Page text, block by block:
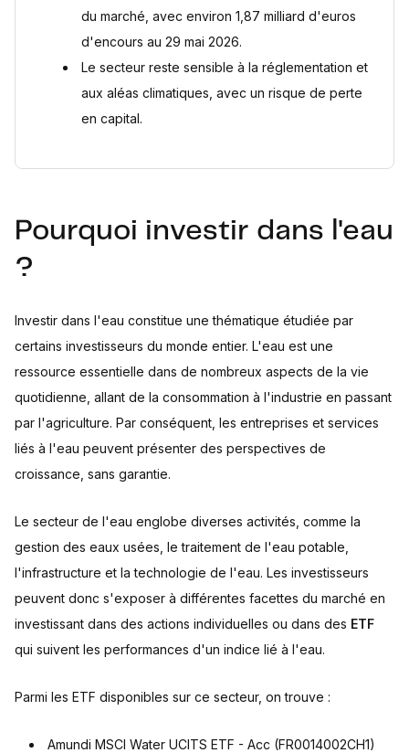
du marché, avec environ 1,87 milliard d'euros
d'encours au 29 mai 2026.
Le secteur reste sensible à la réglementation et
aux aléas climatiques, avec un risque de perte
en capital.
Pourquoi investir dans l'eau
?
Investir dans l'eau constitue une thématique étudiée par
certains investisseurs du monde entier. L'eau est une
ressource essentielle dans de nombreux aspects de la vie
quotidienne, allant de la consommation à l'industrie en passant
par l'agriculture. Par conséquent, les entreprises et services
liés à l'eau peuvent présenter des perspectives de
croissance, sans garantie.
Le secteur de l'eau englobe diverses activités, comme la
gestion des eaux usées, le traitement de l'eau potable,
l'infrastructure et la technologie de l'eau. Les investisseurs
peuvent donc s'exposer à différentes facettes du marché en
investissant dans des actions individuelles ou dans des ETF
qui suivent les performances d'un indice lié à l'eau.
Parmi les ETF disponibles sur ce secteur, on trouve :
Amundi MSCI Water UCITS ETF - Acc (FR0014002CH1)